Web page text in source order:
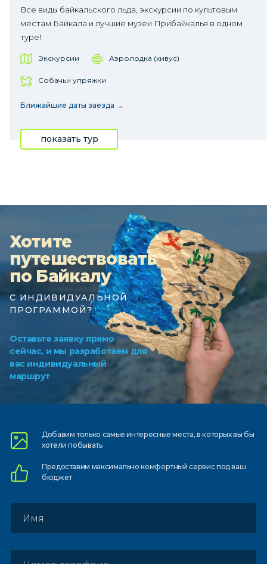
Все виды байкальского льда, экскурсии по культовым
местам Байкала и лучшие музеи Прибайкалья в одном
туре!
Экскурсии Аэролодка (хивус)
Собачьи упряжки
Ближайшие даты заезда →
показать тур
Хотите
путешествовать
по Байкалу
С ИНДИВИДУАЛЬНОЙ
ПРОГРАММОЙ?
Оставьте заявку прямо
сейчас, и мы разработаем для
вас индивидуальный
маршрут
Добавим только самыеинтересные места, в которыхвы бы
хотели побывать
Предоставим максимально комфортныйсервис под ваш
бюджет